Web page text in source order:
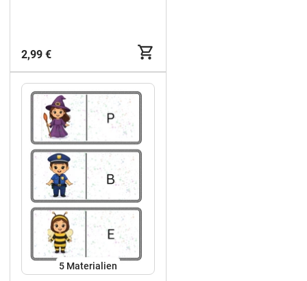
2,99 €
5 Materialien